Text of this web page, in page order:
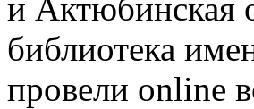
и Актюбинская
библиотека
провели оnline